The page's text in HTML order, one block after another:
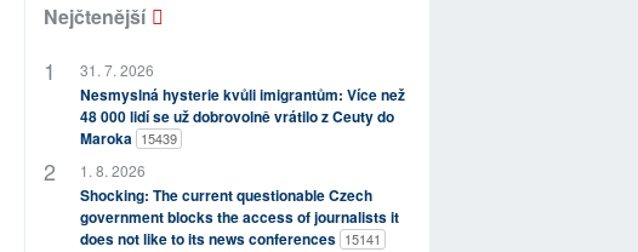
Nejčtenější
31. 7. 2026
Nesmyslná hysterie kvůli imigrantům: Více než
48 000 lidí se už dobrovolně vrátilo z Ceuty do
Maroka 15439
1. 8. 2026
Shocking: The current questionable Czech
government blocks the access of journalists it
does not like to its news conferences 15141